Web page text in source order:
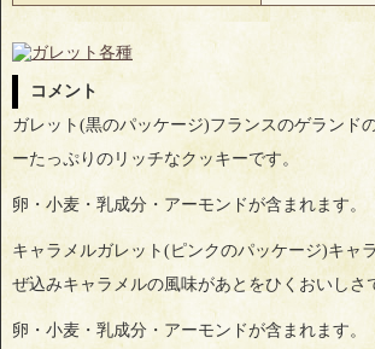
コメント
ガレット(黒のパッケージ)フランスのゲランド
ーたっぷりのリッチなクッキーです。
卵・小麦・乳成分・アーモンドが含まれます。
キャラメルガレット(ピンクのパッケージ)キャ
ぜ込みキャラメルの風味があとをひくおいしさ
卵・小麦・乳成分・アーモンドが含まれます。